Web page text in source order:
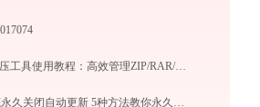
Bandizip压缩解压工具使用教程：高效管理ZIP/RAR/7Z等30+格式的免费压缩神器